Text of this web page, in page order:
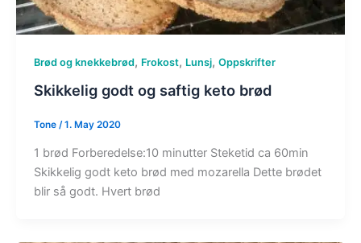
Brød og knekkebrød, Frokost, Lunsj, Oppskrifter
Skikkelig godt og saftig keto brød
Tone /1. May 2020
1 brød Forberedelse:10 minutter Steketid ca 60min
Skikkelig godt keto brød med mozarella Dette brødet
blir så godt. Hvert brød